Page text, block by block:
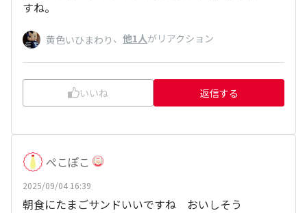
すね。
黄色いひまわり 、 他1人がリアクション
いいね 返信する
ぺこぽこ
2025/09/04 16:39
朝食にたまごサンドいいですね おいしそう